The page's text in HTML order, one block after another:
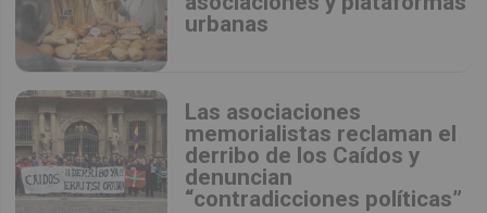
urbanas
Las asociaciones
memorialistas reclaman el
derribo de los Caídos y
denuncian
“contradicciones políticas”